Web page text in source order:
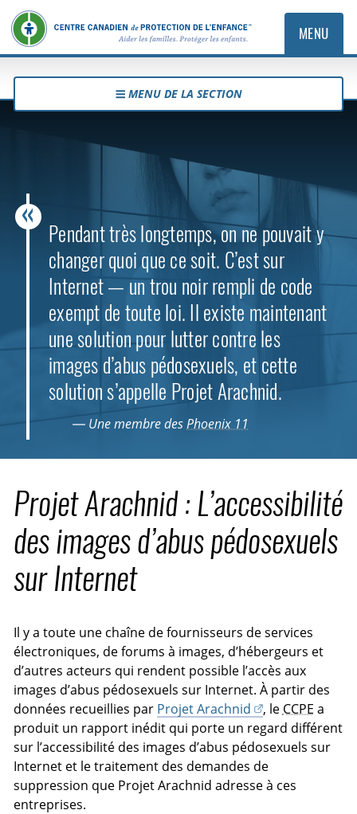
MENU
MENU DE LA SECTION
Pendant très longtemps, on ne pouvait y
changer quoi que ce soit. C’est sur
Internet — un trou noir rempli de code
exempt de toute loi. Il existe maintenant
une solution pour lutter contre les
images d’abus pédosexuels, et cette
solution s’appelle Projet Arachnid.
— Une membre desPhoenix 11
Projet Arachnid : L’accessibilité
des images d’abus pédosexuels
sur Internet
Il y a toute une chaîne de fournisseurs de services
électroniques, de forums à images, d’hébergeurs et
d’autres acteurs qui rendent possible l’accès aux
images d’abus pédosexuels sur Internet. À partir des
données recueillies par Projet Arachnid , le CCPE a
produit un rapport inédit qui porte un regard différent
sur l’accessibilité des images d’abus pédosexuels sur
Internet et le traitement des demandes de
suppression que Projet Arachnid adresse à ces
entreprises.